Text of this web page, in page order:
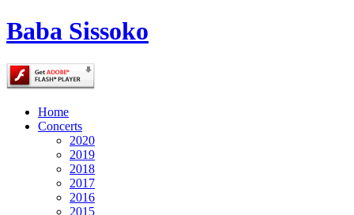
Baba Sissoko
Home
Concerts
2020
2019
2018
2017
2016
2015